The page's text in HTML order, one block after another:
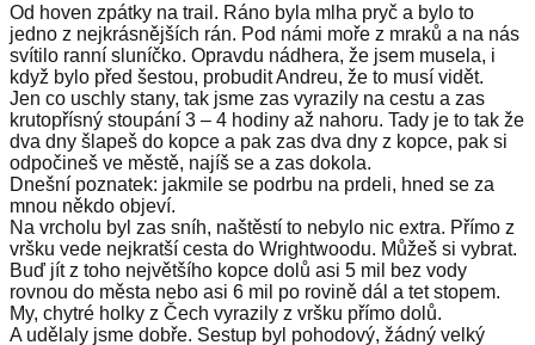
Od hoven zpátky na trail. Ráno byla mlha pryč a bylo to
jedno z nejkrásnějších rán. Pod námi moře z mraků a na nás
svítilo ranní sluníčko. Opravdu nádhera, že jsem musela, i
když bylo před šestou, probudit Andreu, že to musí vidět.
Jen co uschly stany, tak jsme zas vyrazily na cestu a zas
krutopřísný stoupání 3 – 4 hodiny až nahoru. Tady je to tak že
dva dny šlapeš do kopce a pak zas dva dny z kopce, pak si
odpočineš ve městě, najíš se a zas dokola.
Dnešní poznatek: jakmile se podrbu na prdeli, hned se za
mnou někdo objeví.
Na vrcholu byl zas sníh, naštěstí to nebylo nic extra. Přímo z
vršku vede nejkratší cesta do Wrightwoodu. Můžeš si vybrat.
Buď jít z toho největšího kopce dolů asi 5 mil bez vody
rovnou do města nebo asi 6 mil po rovině dál a tet stopem.
My, chytré holky z Čech vyrazily z vršku přímo dolů.
A udělaly jsme dobře. Sestup byl pohodový, žádný velký